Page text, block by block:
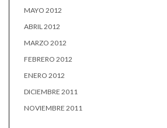
MAYO 2012
ABRIL 2012
MARZO 2012
FEBRERO 2012
ENERO 2012
DICIEMBRE 2011
NOVIEMBRE 2011